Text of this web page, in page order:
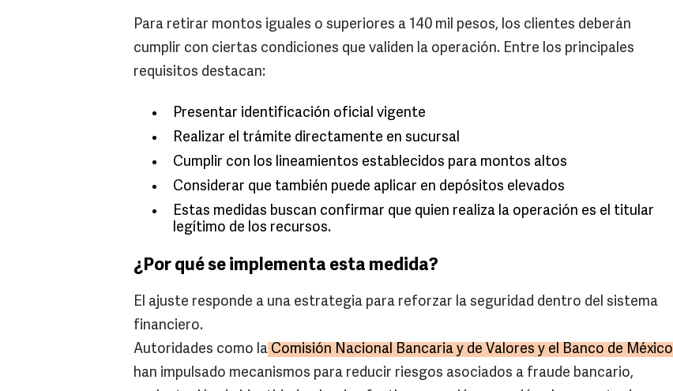
Para retirar montos iguales o superiores a 140 mil pesos, los clientes deberán
cumplir con ciertas condiciones que validen la operación. Entre los principales
requisitos destacan:
Presentar identificación oficial vigente
Realizar el trámite directamente en sucursal
Cumplir con los lineamientos establecidos para montos altos
Considerar que también puede aplicar en depósitos elevados
Estas medidas buscan confirmar que quien realiza la operación es el titular
legítimo de los recursos.
¿Por qué se implementa esta medida?
El ajuste responde a una estrategia para reforzar la seguridad dentro del sistema
financiero.
Autoridades como la Comisión Nacional Bancaria y de Valores y el Banco de México
han impulsado mecanismos para reducir riesgos asociados a fraude bancario,